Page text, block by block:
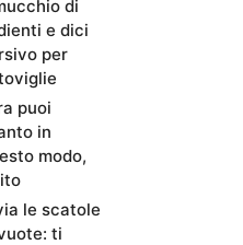
di
e dici
per
puoi
in
modo,
le scatole
ti